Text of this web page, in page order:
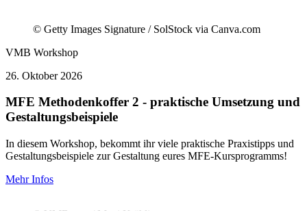
© Getty Images Signature / SolStock via Canva.com
VMB Workshop
26. Oktober 2026
MFE Methodenkoffer 2 - praktische Umsetzung und
Gestaltungsbeispiele
In diesem Workshop, bekommt ihr viele praktische Praxistipps und
Gestaltungsbeispiele zur Gestaltung eures MFE-Kursprogramms!
Mehr Infos